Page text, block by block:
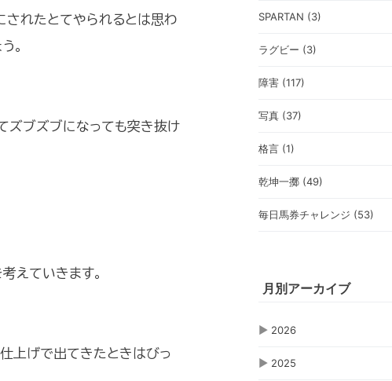
されたとてやられるとは思わ
。
ズブズブになっても突き抜け
えていきます。
上げで出てきたときはびっ
SPARTAN (3)
ラグビー (3)
障害 (117)
写真 (37)
格言 (1)
乾坤一擲 (49)
毎日馬券チャレンジ (53)
月別アーカイブ
▶ 2026
▶ 2025